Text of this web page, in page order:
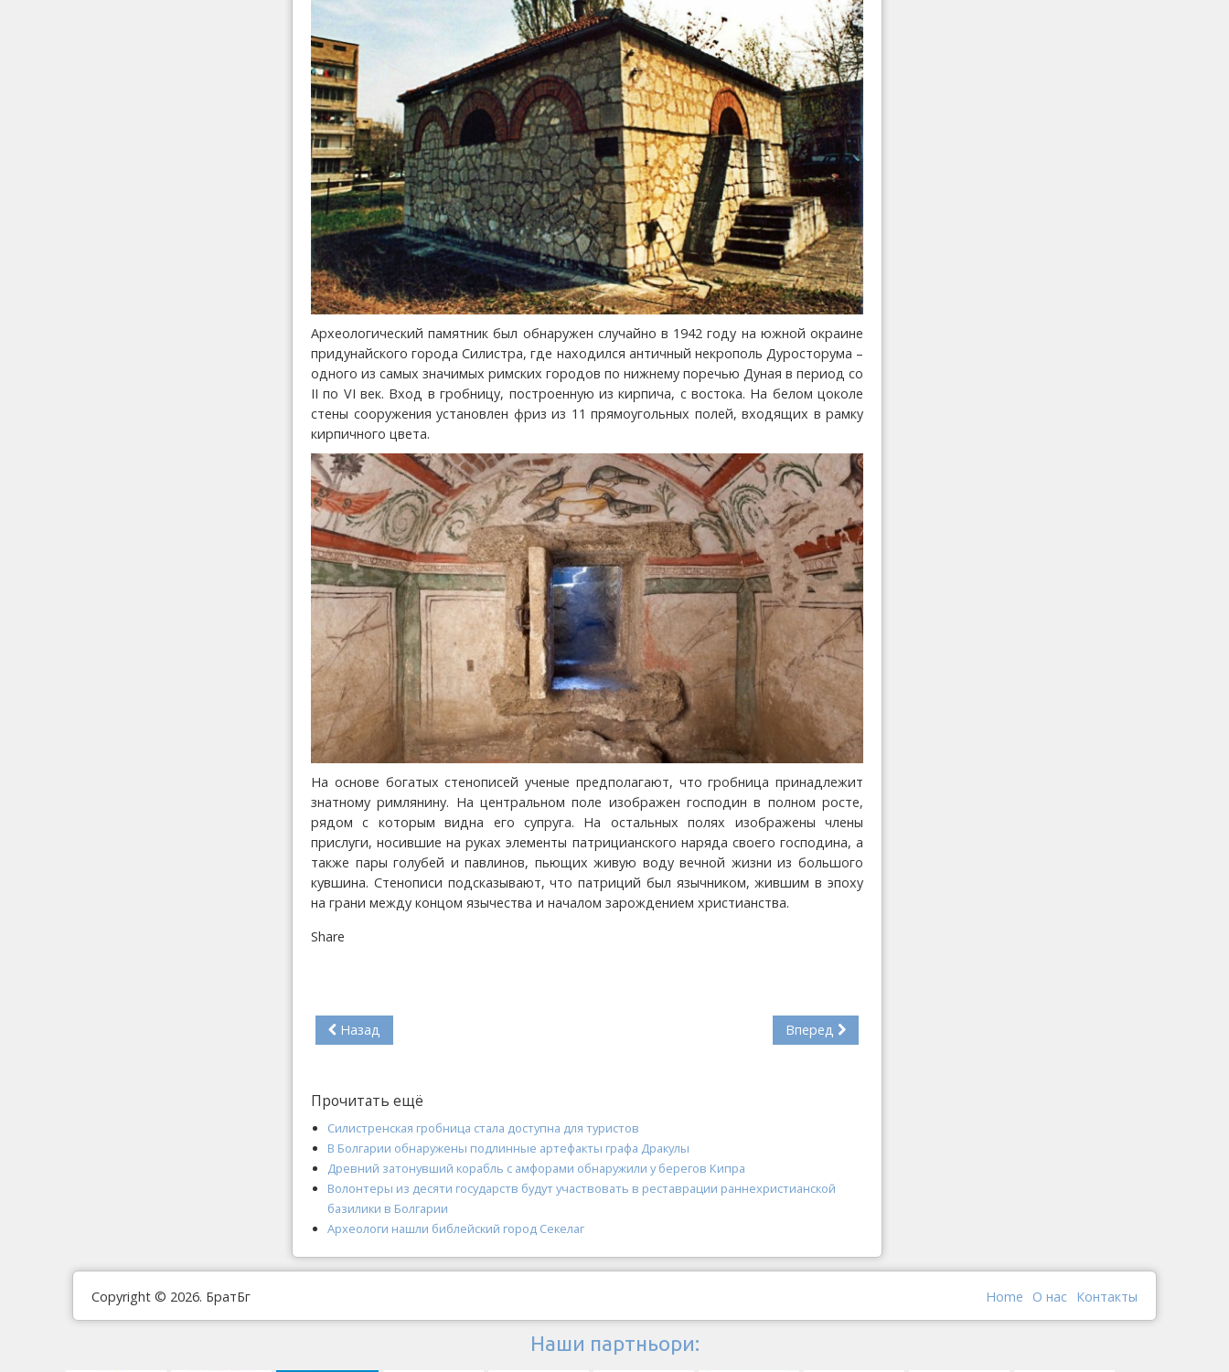
Археологический памятник был обнаружен случайно в 1942 году на южной окраине
придунайского города Силистра, где находился античный некрополь Дуросторума –
одного из самых значимых римских городов по нижнему поречью Дуная в период со
II по VI век. Вход в гробницу, построенную из кирпича, с востока. На белом цоколе
стены сооружения установлен фриз из 11 прямоугольных полей, входящих в рамку
кирпичного цвета.
На основе богатых стенописей ученые предполагают, что гробница принадлежит
знатному римлянину. На центральном поле изображен господин в полном росте,
рядом с которым видна его супруга. На остальных полях изображены члены
прислуги, носившие на руках элементы патрицианского наряда своего господина, а
также пары голубей и павлинов, пьющих живую воду вечной жизни из большого
кувшина. Стенописи подсказывают, что патриций был язычником, жившим в эпоху
на грани между концом язычества и началом зарождением христианства.
Share
Назад Вперед
Прочитать ещё
Силистренская гробница стала доступна для туристов
В Болгарии обнаружены подлинные артефакты графа Дракулы
Древний затонувший корабль с амфорами обнаружили у берегов Кипра
Волонтеры из десяти государств будут участвовать в реставрации раннехристианской
базилики в Болгарии
Археологи нашли библейский город Секелаг
Copyright © 2026. БратБг Контакты
О наc
Home
Наши партньори: